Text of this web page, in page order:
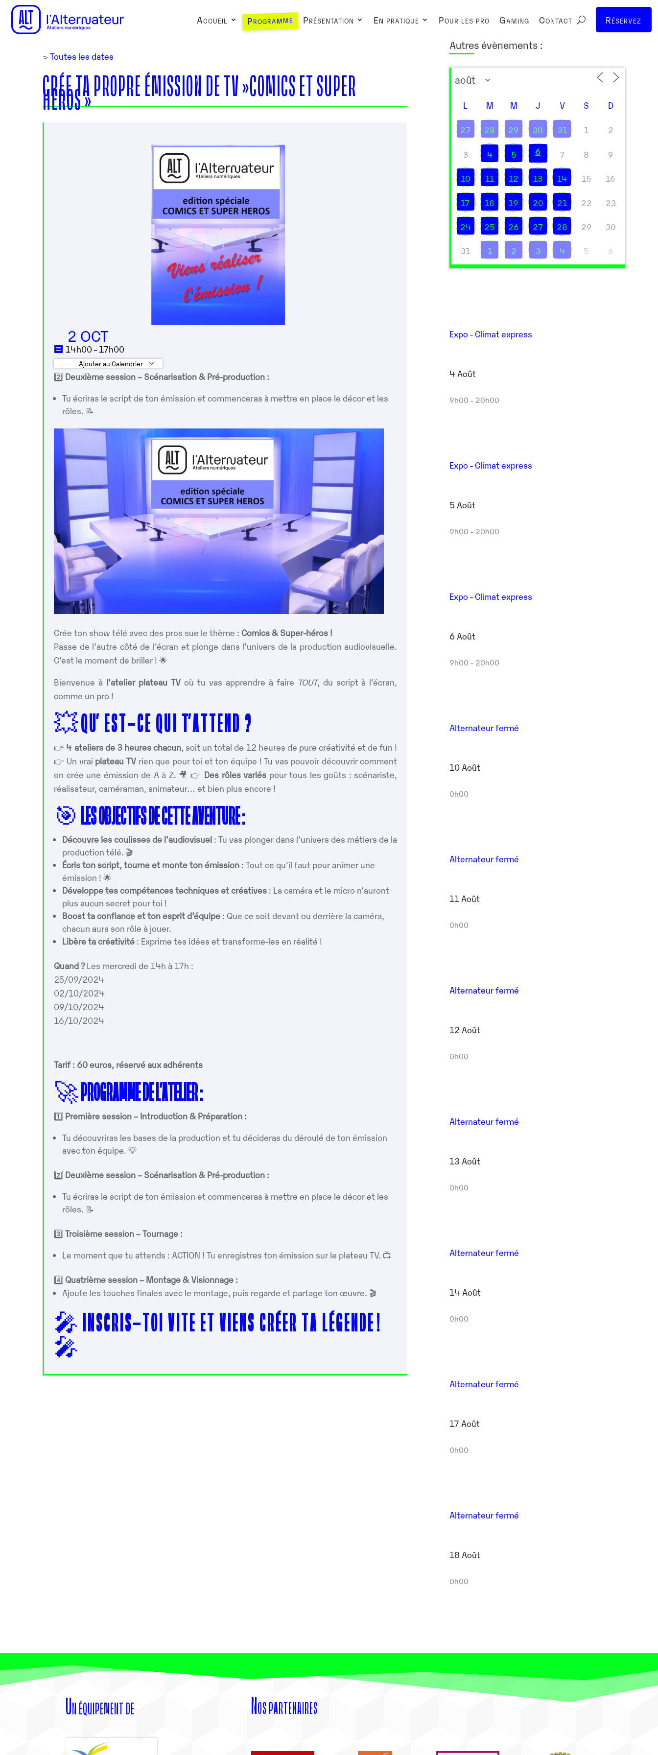
Accueil Programme Présentation En pratique Pour les pro Gaming Contact Réservez
> Toutes les dates
CRÉE TA PROPRE ÉMISSION DE TV »COMICS ET SUPER
HEROS »
2 OCT
14h00 - 17h00
Ajouter au Calendrier
Télécharger ICS Calendrier Google iCalendar Outlook Live
2️⃣ Deuxième session – Scénarisation & Pré-production :
Tu écriras le script de ton émission et commenceras à mettre en place le décor et les
rôles. 📝
Crée ton show télé avec des pros sue le thème :Comics & Super-héros !
Passe de l’autre côté de l’écran et plonge dans l’univers de la production audiovisuelle.
C’est le moment de briller ! 🌟
Bienvenue à l’atelier plateau TV où tu vas apprendre à faire TOUT, du script à l’écran,
comme un pro !
💥Q U’ E S T – C E Q U I T’ A T T E N D ?
👉 4 ateliers de 3 heures chacun, soit un total de 12 heures de pure créativité et de fun !
👉 Un vrai plateau TV rien que pour toi et ton équipe ! Tu vas pouvoir découvrir comment
on crée une émission de A à Z. 🎥 👉 Des rôles variés pour tous les goûts : scénariste,
réalisateur, caméraman, animateur… et bien plus encore !
🎯 LES OBJECTIFS DE CETTE AVENTURE :
Découvre les coulisses de l’audiovisuel : Tu vas plonger dans l’univers des métiers de la
production télé. 🎬
Écris ton script, tourne et monte ton émission : Tout ce qu’il faut pour animer une
émission ! 🌟
Développe tes compétences techniques et créatives : La caméra et le micro n’auront
plus aucun secret pour toi !
Boost ta confiance et ton esprit d’équipe : Que ce soit devant ou derrière la caméra,
chacun aura son rôle à jouer.
Libère ta créativité : Exprime tes idées et transforme-les en réalité !
Quand ?Les mercredi de 14h à 17h :
25/09/2024
02/10/2024
09/10/2024
16/10/2024
Tarif : 60 euros, réservé aux adhérents
🚀PROGRAMME DE L’ATELIER :
1️⃣ Première session – Introduction & Préparation :
Tu découvriras les bases de la production et tu décideras du déroulé de ton émission
avec ton équipe. 💡
2️⃣ Deuxième session – Scénarisation & Pré-production :
Tu écriras le script de ton émission et commenceras à mettre en place le décor et les
rôles. 📝
3️⃣Troisième session – Tournage :
Le moment que tu attends : ACTION ! Tu enregistres ton émission sur le plateau TV. 📺
4️⃣Quatrième session – Montage & Visionnage :
Ajoute les touches finales avec le montage, puis regarde et partage ton œuvre. 🎬
🎤 I N S C R I S – T O I V I T E E T V I E N S C R É E R T A L É G E N D E !
🎤
Autres évènements :
L M M J V S D
27 28 29 30 31 1 2
3 4 5 6 7 8 9
10 11 12 13 14 15 16
17 18 19 20 21 22 23
24 25 26 27 28 29 30
31 1 2 3 4 5 6
Expo - Climat express
4 Août
9h00 - 20h00
Expo - Climat express
5 Août
9h00 - 20h00
Expo - Climat express
6 Août
9h00 - 20h00
Alternateur fermé
10 Août
0h00
Alternateur fermé
11 Août
0h00
Alternateur fermé
12 Août
0h00
Alternateur fermé
13 Août
0h00
Alternateur fermé
14 Août
0h00
Alternateur fermé
17 Août
0h00
Alternateur fermé
18 Août
0h00
Un équipement de Nos partenaires